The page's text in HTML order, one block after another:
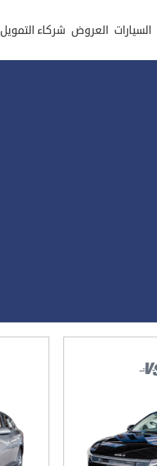
السيارات العروض شركاء التمويل